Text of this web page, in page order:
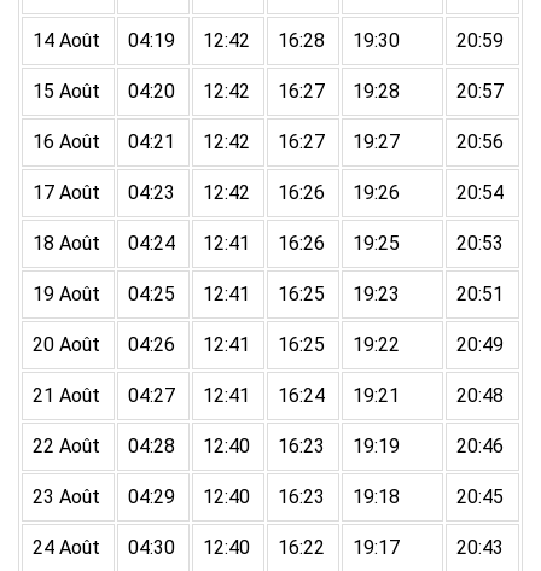
14 Août 04:19 12:42 16:28 19:30 20:59
15 Août 04:20 12:42 16:27 19:28 20:57
16 Août 04:21 12:42 16:27 19:27 20:56
17 Août 04:23 12:42 16:26 19:26 20:54
18 Août 04:24 12:41 16:26 19:25 20:53
19 Août 04:25 12:41 16:25 19:23 20:51
20 Août 04:26 12:41 16:25 19:22 20:49
21 Août 04:27 12:41 16:24 19:21 20:48
22 Août 04:28 12:40 16:23 19:19 20:46
23 Août 04:29 12:40 16:23 19:18 20:45
24 Août 04:30 12:40 16:22 19:17 20:43